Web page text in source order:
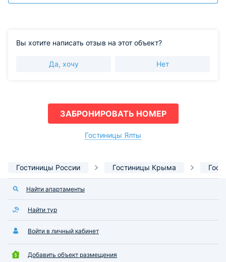
Вы хотите написать отзыв на этот объект?
Да, хочу Нет
ЗАБРОНИРОВАТЬ НОМЕР
Гостиницы Ялты
Гостиницы России Гостиницы Крыма
Найти апартаменты
Найти тур
Войти в личный кабинет
Добавить объект размещения